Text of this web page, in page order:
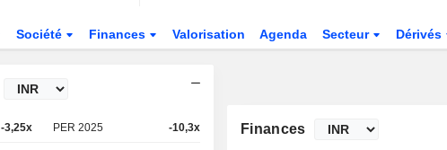
Société Finances Valorisation Agenda Secteur Dérivés
-3,25x PER 2025 -10,3x Finances